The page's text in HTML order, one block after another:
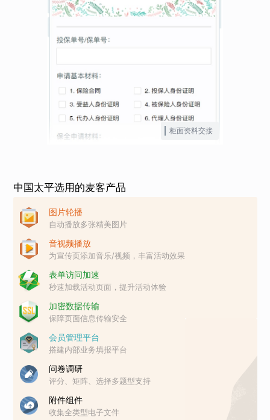
柜面资料交接
中国太平选用的麦客产品
图片轮播
自动播放多张精美图片
音视频播放
为宣传页添加音乐/视频，丰富活动效果
表单访问加速
秒速加载活动页面，提升活动体验
加密数据传输
保障页面信息传输安全
会员管理平台
搭建内部业务填报平台
问卷调研
评分、矩阵、选择多题型支持
附件组件
收集全类型电子文件